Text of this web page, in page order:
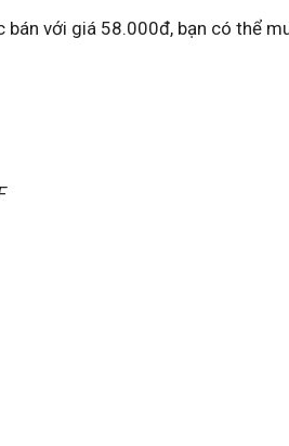
bán với giá 58.000đ, bạn có thể